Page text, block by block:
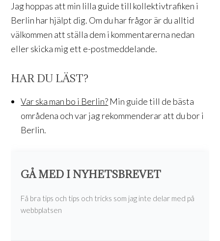
Jag hoppas att min lilla guide till kollektivtrafiken i
Berlin har hjälpt dig. Om du har frågor är du alltid
välkommen att ställa dem i kommentarerna nedan
eller skicka mig ett e-postmeddelande.
HAR DU LÄST?
Var ska man bo i Berlin? Min guide till de bästa
områdena och var jag rekommenderar att du bor i
Berlin.
GÅ MED I NYHETSBREVET
Få bra tips och tips och tricks som jag inte delar med på
webbplatsen